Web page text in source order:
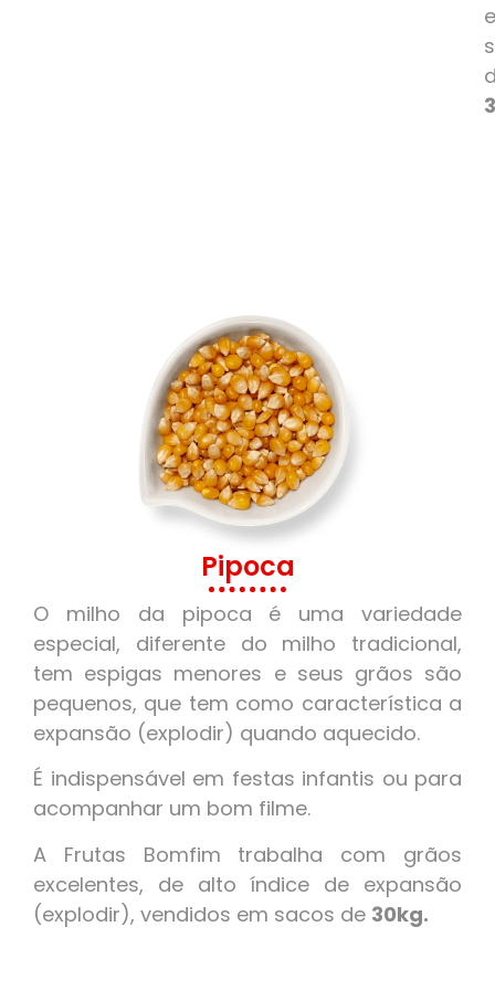
Pipoca
O milho da pipoca é uma variedade
especial, diferente do milho tradicional,
tem espigas menores e seus grãos são
pequenos, que tem como característica a
expansão (explodir) quando aquecido.
É indispensável em festas infantis ou para
acompanhar um bom filme.
A Frutas Bomfim trabalha com grãos
excelentes, de alto índice de expansão
(explodir), vendidos em sacos de 30kg.